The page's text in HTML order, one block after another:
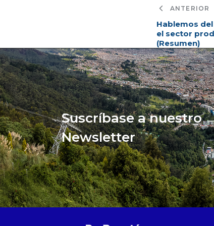
ANTERIOR
Hablemos del
el sector
(Resumen)
Suscríbase a nuestro
Newsletter